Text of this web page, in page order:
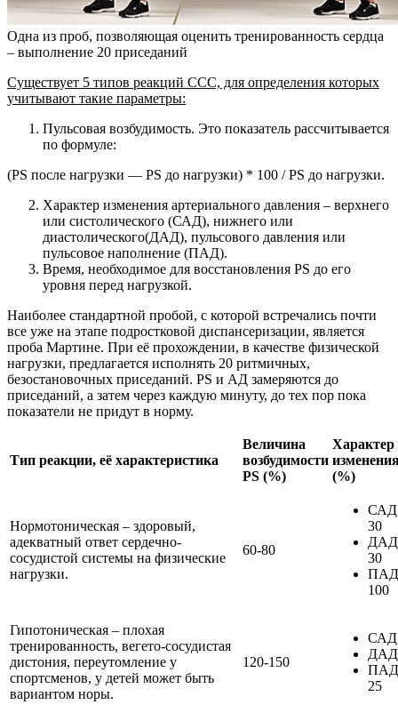
Одна из проб, позволяющая оценить тренированность сердца
– выполнение 20 приседаний
Существует 5 типов реакций ССС, для определения которых
учитывают такие параметры:
Пульсовая возбудимость. Это показатель рассчитывается
по формуле:
(PS после нагрузки — PS до нагрузки) * 100 / PS до нагрузки.
Характер изменения артериального давления – верхнего
или систолического (САД), нижнего или
диастолического(ДАД), пульсового давления или
пульсовое наполнение (ПАД).
Время, необходимое для восстановления PS до его
уровня перед нагрузкой.
Наиболее стандартной пробой, с которой встречались почти
все уже на этапе подростковой диспансеризации, является
проба Мартине. При её прохождении, в качестве физической
нагрузки, предлагается исполнять 20 ритмичных,
безостановочных приседаний. PS и АД замеряются до
приседаний, а затем через каждую минуту, до тех пор пока
показатели не придут в норму.
Тип реакции, её характеристика
Величина
возбудимости
PS (%)
Характер
(%)
Нормотоническая – здоровый,
адекватный ответ сердечно-
сосудистой системы на физические
нагрузки.
60-80
САД
30
ДАД
30
ПАД
100
Гипотоническая – плохая
тренированность, вегето-сосудистая
дистония, переутомление у
спортсменов, у детей может быть
вариантом норы.
120-150
САД
ДАД
ПАД
25